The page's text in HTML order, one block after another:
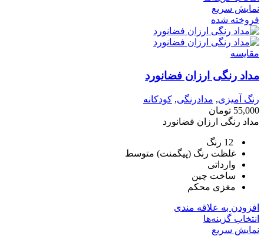
نمایش سریع
فروخته شده
مقايسه
مداد رنگی ارزان فضانورد
رنگ آمیزی, مدادرنگی, کودکانه
55,000 تومان
مداد رنگی ارزان فضانورد
غلظت رنگ (پیگمنت) متوسط
وارداتی
ساخت چین
مغزی محکم
افزودن به علاقه مندی
انتخاب گزینه‌ها
نمایش سریع